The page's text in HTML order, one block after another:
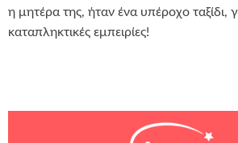
η μητέρα της, ήταν ένα υπέροχο ταξίδι,
καταπληκτικές εμπειρίες!